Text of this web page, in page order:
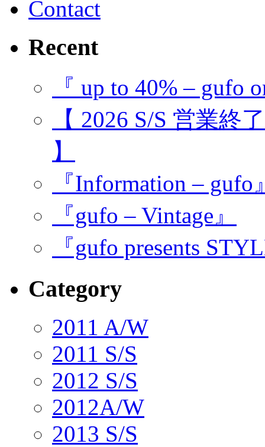
Contact
Recent
『 up to 40% – gufo
【 2026 S/S 営業終
】
『Information – gufo
『gufo – Vintage』
『gufo presents
Category
2011 A/W
2011 S/S
2012 S/S
2012A/W
2013 S/S